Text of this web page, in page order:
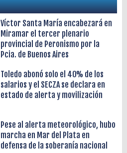
Víctor Santa María encabezará en
Miramar el tercer plenario
provincial de Peronismo por la
Pcia. de Buenos Aires
Toledo abonó solo el 40% de los
salarios y el SECZA se declara en
estado de alerta y movilización
Pese al alerta meteorológico, hubo
marcha en Mar del Plata en
defensa de la soberanía nacional